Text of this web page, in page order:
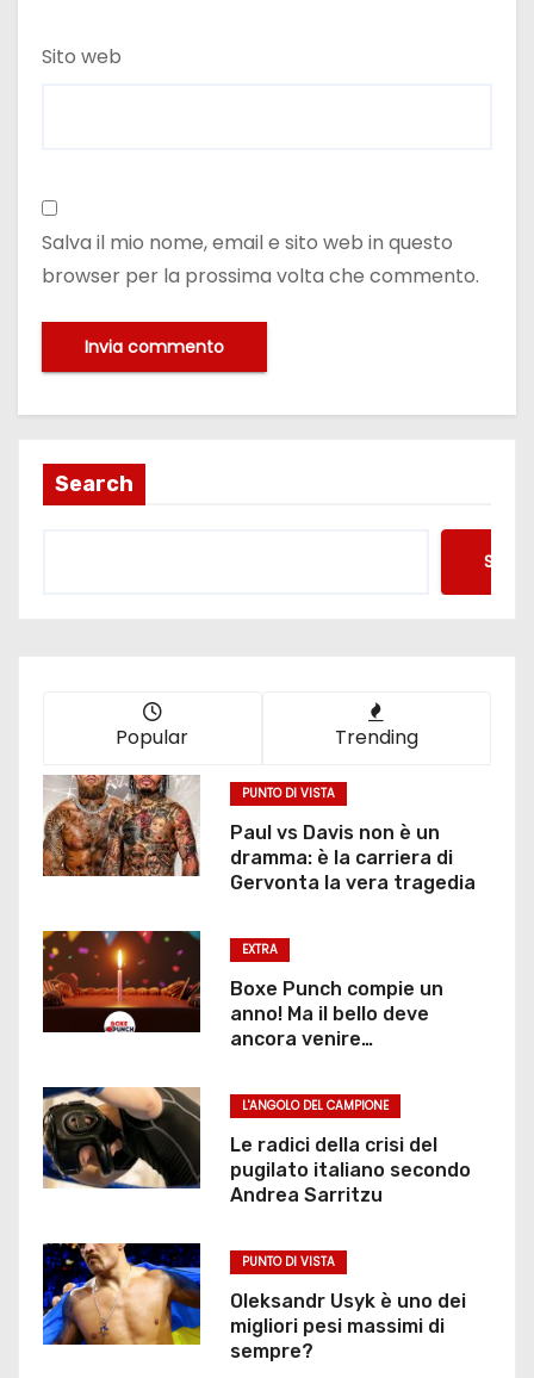
Sito web
Salva il mio nome, email e sito web in questo
browser per la prossima volta che commento.
Search
Popular Trending
PUNTO DI VISTA
Paul vs Davis non è un
dramma: è la carriera di
Gervonta la vera tragedia
EXTRA
Boxe Punch compie un
anno! Ma il bello deve
ancora venire…
L'ANGOLO DEL CAMPIONE
Le radici della crisi del
pugilato italiano secondo
Andrea Sarritzu
PUNTO DI VISTA
Oleksandr Usyk è uno dei
migliori pesi massimi di
sempre?